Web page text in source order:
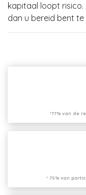
kapitaal loopt
dan u bereid bent te
*77% van de
* 75% van